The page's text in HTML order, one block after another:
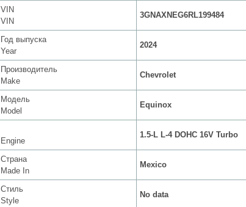
VIN
VIN
3GNAXNEG6RL199484
Год выпуска
Year
2024
Производитель
Make
Chevrolet
Модель
Model
Equinox
Engine
1.5-L L-4 DOHC 16V Turbo
Страна
Made In
Mexico
Стиль
Style
No data